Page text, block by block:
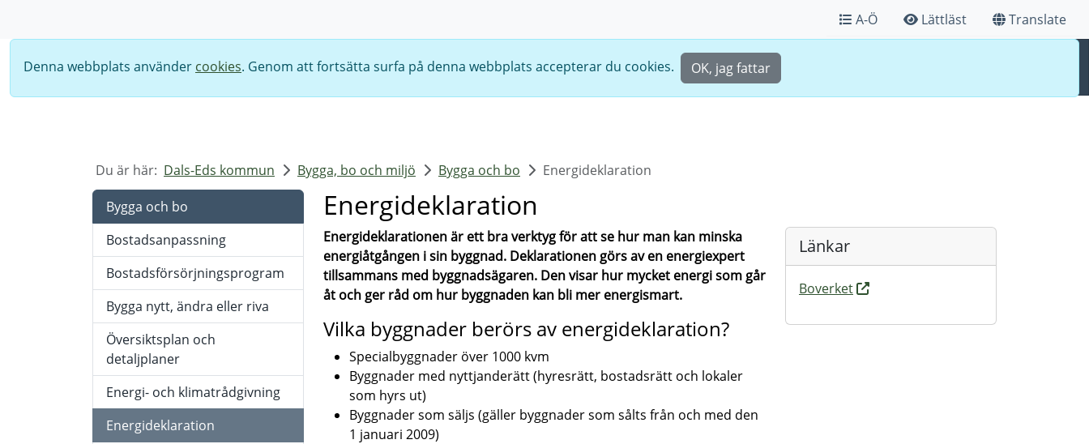
A-Ö Lättläst
Translate
Denna webbplats använder cookies. Genom att fortsätta surfa på denna webbplats accepterar du cookies. OK, jag fattar
Du är här: Dals-Eds kommun Bygga, bo och miljö Bygga och bo Energideklaration
Bygga och bo
Bostadsanpassning
Bostadsförsörjningsprogram
Bygga nytt, ändra eller riva
Översiktsplan och
detaljplaner
Energi- och klimatrådgivning
Energideklaration
Energideklaration
Energideklarationen är ett bra verktyg för att se hur man kan minska
energiåtgången i sin byggnad. Deklarationen görs av en energiexpert
tillsammans med byggnadsägaren. Den visar hur mycket energi som går
åt och ger råd om hur byggnaden kan bli mer energismart.
Vilka byggnader berörs av energideklaration?
Specialbyggnader över 1000 kvm
Byggnader med nyttjanderätt (hyresrätt, bostadsrätt och lokaler
som hyrs ut)
Byggnader som säljs (gäller byggnader som sålts från och med den
1 januari 2009)
Länkar
Boverket